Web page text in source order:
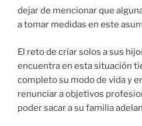
dejar de mencionar que
a tomar medidas en este
El reto de criar solos a sus
encuentra en esta situación
completo su modo de vida y
renunciar a objetivos
poder sacar a su familia